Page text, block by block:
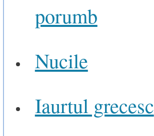
porumb
Nucile
Iaurtul grecesc